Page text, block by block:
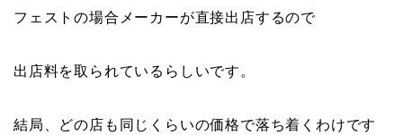
フェストの場合メーカーが直接出店するので
出店料を取られているらしいです。
結局、どの店も同じくらいの価格で落ち着くわけです